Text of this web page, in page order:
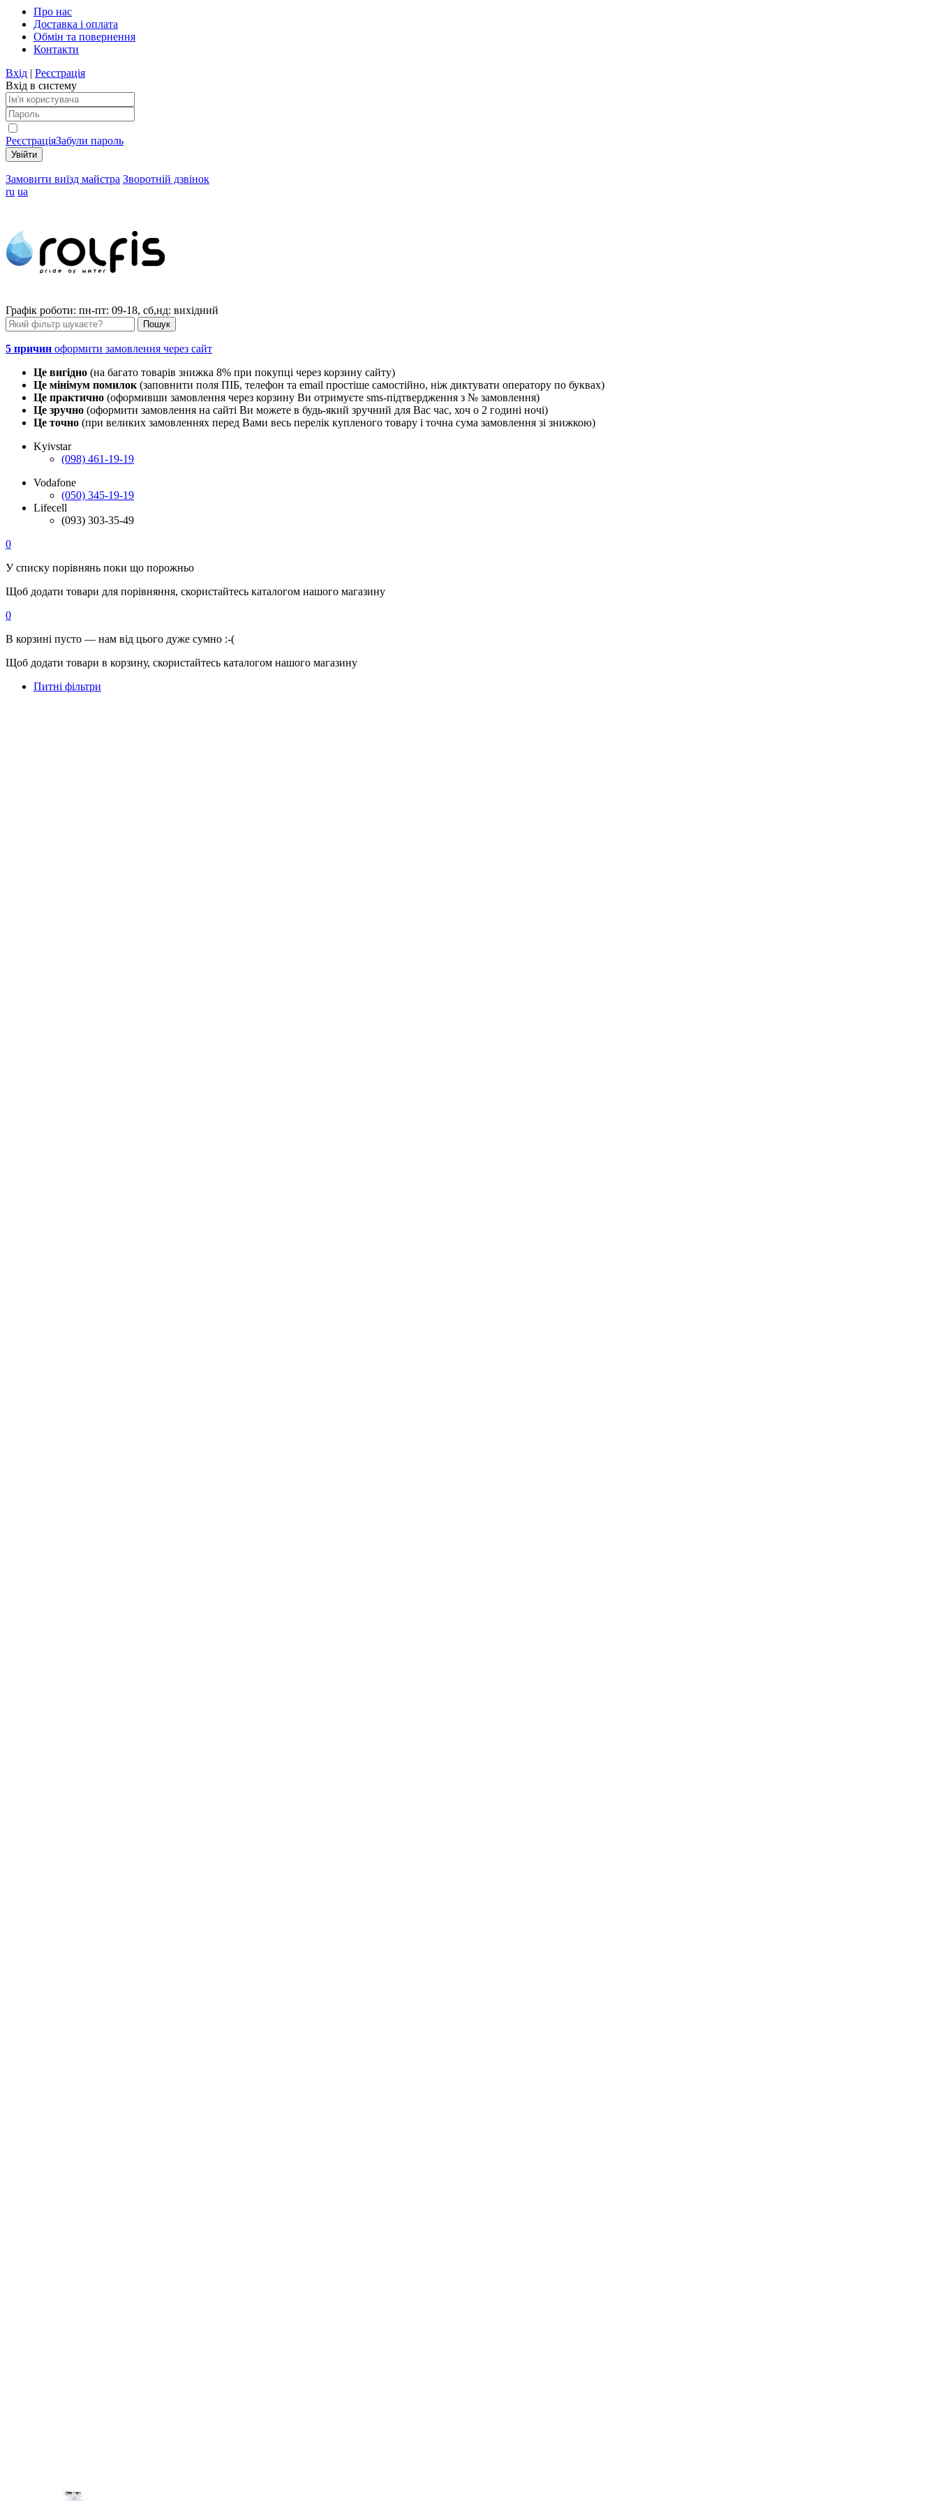
Про нас
Доставка і оплата
Обмін та повернення
Контакти
Вхід | Реєстрація
Вхід в систему
РеєстраціяЗабули пароль
Замовити виїзд майстра Зворотній дзвінок
ru ua
Графік роботи: пн-пт: 09-18, сб,нд: вихідний
5 причин оформити замовлення через сайт
Це вигідно (на багато товарів знижка 8% при покупці через корзину сайту)
Це мінімум помилок (заповнити поля ПІБ, телефон та email простіше самостійно, ніж диктувати оператору по буквах)
Це практично (оформивши замовлення через корзину Ви отримуєте sms-підтвердження з № замовлення)
Це зручно (оформити замовлення на сайті Ви можете в будь-який зручний для Вас час, хоч о 2 годині ночі)
Це точно (при великих замовленнях перед Вами весь перелік купленого товару і точна сума замовлення зі знижкою)
Kyivstar
(098) 461-19-19
Vodafone
(050) 345-19-19
Lifecell
(093) 303-35-49
0
У списку порівнянь поки що порожньо
Щоб додати товари для порівняння, скористайтесь каталогом нашого магазину
0
В корзині пусто — нам від цього дуже сумно :-(
Щоб додати товари в корзину, скористайтесь каталогом нашого магазину
Питні фільтри